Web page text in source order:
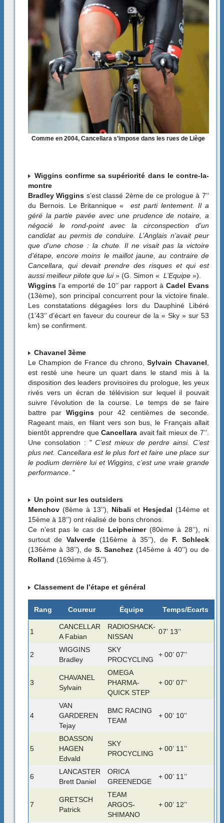
Comme en 2004, Cancellara s’impose dans les rues de Liège
Wiggins confirme sa supériorité dans le contre-la-
montre
Bradley Wiggins s’est classé 2ème de ce prologue à 7’’
du Bernois. Le Britannique «
est parti lentement. Il a
géré la partie pavée avec une prudence de notaire, a
négocié le rond-point avec la circonspection d’un
candidat au permis de conduire. L’Anglais n’avait peur
que d’une chose : la chute. Il ne visait pas la victoire
d’étape, encore moins le maillot jaune, au contraire de
Cancellara, qui devait prendre des risques et qui est
aussi meilleur pilote que lui» (G. Simon « L’Equipe»).
Wigginsl’a emporté de 10’’ par rapport à Cadel Evans
(13ème), son principal concurrent pour la victoire finale.
Les constatations dégagées lors du Dauphiné Libéré
(1’43’’ d’écart en faveur du coureur de la « Sky » sur 53
km) se confirment.
Chavanel 3ème
Le Champion de France du chrono, Sylvain Chavanel
est resté une heure un quart dans le stand mis à la
disposition des leaders provisoires du prologue, les yeux
rivés vers un écran de télévision sur lequel il pouvait
suivre l’évolution de la course. Le temps de se faire
battre par Wiggins pour 42 centièmes de seconde.
Rageant mais, en filant vers son bus, le Français allait
bientôt apprendre queCancellara avait fait mieux de 7’’.
Une consolation : "C’est mieux de perdre ainsi. C’est
plus net. Cancellara est le plus fort et faire une place sur
le podium derrière lui et Wiggins, c’est une vraie grande
performance. "
Un point sur les outsiders
Menchov(8ème à 13’’), Nibali etHesjedal (14ème et
15ème à 18’’) ont réalisé de bons chronos.
Ce n’est pas le cas de Leipheimer(80ème à 28’’), ni
surtout de Valverde(116ème à 35’’), deF. Schleck
(136ème à 38’’), de S. Sanchez (145ème à 40’’) ou de
Rolland (169ème à 45’’).
Classement de l’étape et général
Rang Coureur Équipe Temps/Ecarts
1
CANCELLAR
A Fabian
RADIOSHACK-
NISSAN
07’ 13’’
2
WIGGINS
Bradley
SKY
PROCYCLING
+ 00’ 07’’
3
CHAVANEL
Sylvain
OMEGA
PHARMA-
QUICK STEP
+ 00’ 07’’
4
VAN
GARDEREN
Tejay
BMC RACING
TEAM
+ 00’ 10’’
5
BOASSON
HAGEN
Edvald
SKY
PROCYCLING
+ 00’ 11’’
6
LANCASTER
Brett Daniel
ORICA
GREENEDGE
+ 00’ 11’’
7
GRETSCH
Patrick
TEAM
ARGOS-
SHIMANO
+ 00’ 12’’